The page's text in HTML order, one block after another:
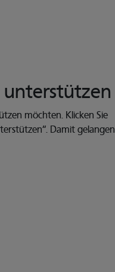
möchten. Klicken Sie
Damit gelangen